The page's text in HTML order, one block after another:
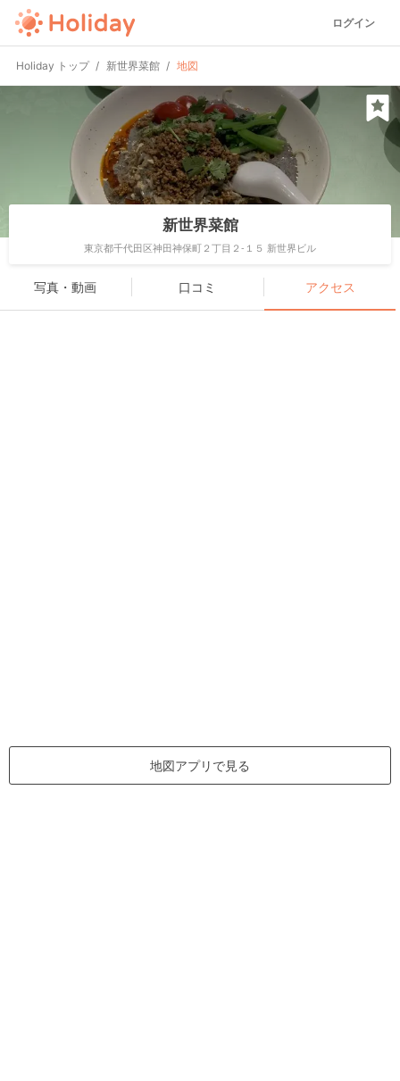
ログイン
Holiday トップ 新世界菜館 地図
新世界菜館
東京都千代田区神田神保町２丁目２-１５ 新世界ビル
写真・動画 口コミ アクセス
地図アプリで見る